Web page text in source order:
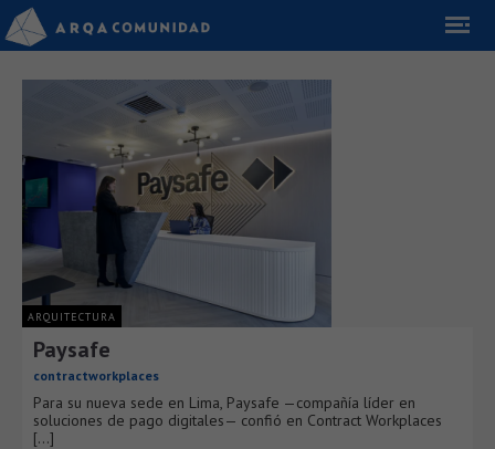
ARQUITECTURA
Paysafe
contractworkplaces
Para su nueva sede en Lima, Paysafe —compañía líder en
soluciones de pago digitales— confió en Contract Workplaces
[...]